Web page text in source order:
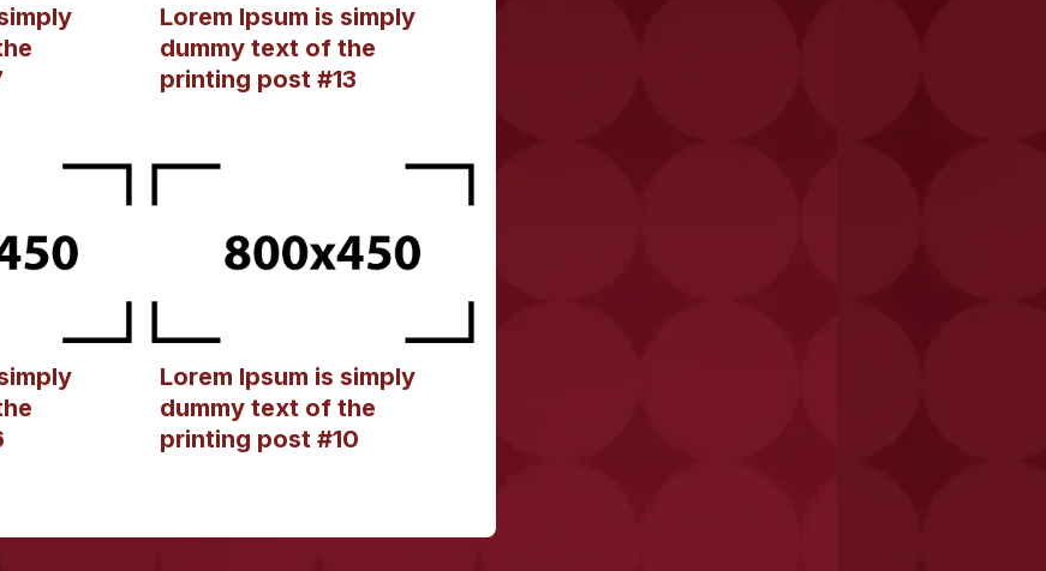
Lorem Ipsum is simply
dummy text of the
printing post #13
Lorem Ipsum is simply
dummy text of the
printing post #10